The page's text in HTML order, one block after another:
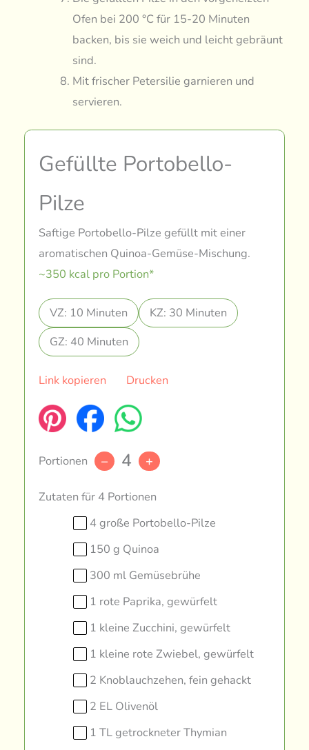
Ofen bei 200 °C für 15-20 Minuten
backen, bis sie weich und leicht gebräunt
sind.
Mit frischer Petersilie garnieren und
servieren.
Gefüllte Portobello-
Pilze
Saftige Portobello-Pilze gefüllt mit einer
aromatischen Quinoa-Gemüse-Mischung.
~350 kcal pro Portion*
VZ: 10 Minuten
KZ: 30 Minuten
GZ: 40 Minuten
Link kopieren Drucken
Portionen – 4 +
Zutaten für 4 Portionen
4 große Portobello-Pilze
150 g Quinoa
300 ml Gemüsebrühe
1 rote Paprika, gewürfelt
1 kleine Zucchini, gewürfelt
1 kleine rote Zwiebel, gewürfelt
2 Knoblauchzehen, fein gehackt
2 EL Olivenöl
1 TL getrockneter Thymian